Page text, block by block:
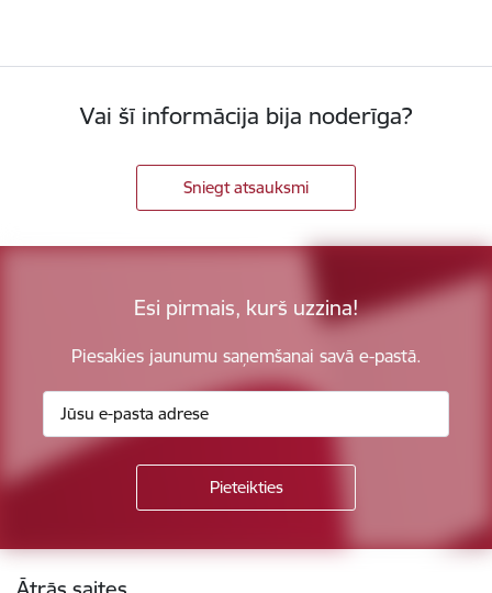
Vai šī informācija bija noderīga?
Sniegt atsauksmi
Esi pirmais, kurš uzzina!
Piesakies jaunumu saņemšanai savā e-pastā.
Kājene